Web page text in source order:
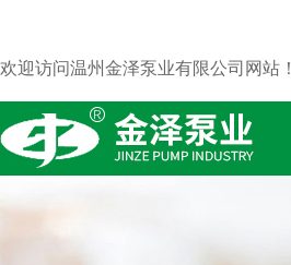
欢迎访问温州金泽泵业有限公司网站！